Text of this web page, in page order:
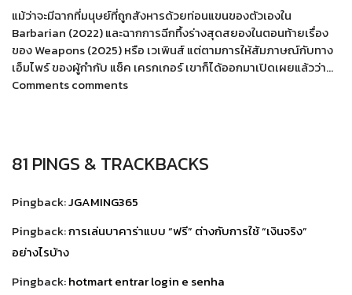
แม้ว่าจะมีฉากที่มนุษย์ที่ถูกสังหารด้วยท่อนแขนของตัวเองใน
Barbarian (2022) และฉากการฉีกทึ้งร่างสุดสยองในตอนท้ายเรื่อง
ของ Weapons (2025) หรือ เวเพินส์ แต่ตามการให้สัมภาษณ์กับทาง
เอ็มไพร์ ของผู้กำกับ แซ็ค เครกเกอร์ เขาก็ได้ออกมาเปิดเผยแล้วว่า…
Comments comments
81 PINGS & TRACKBACKS
Pingback:JGAMING365
Pingback:การเล่นบาคาร่าแบบ “ฟรี” ต่างกับการใช้ “เงินจริง”
อย่างไรบ้าง
Pingback:hotmart entrar login e senha